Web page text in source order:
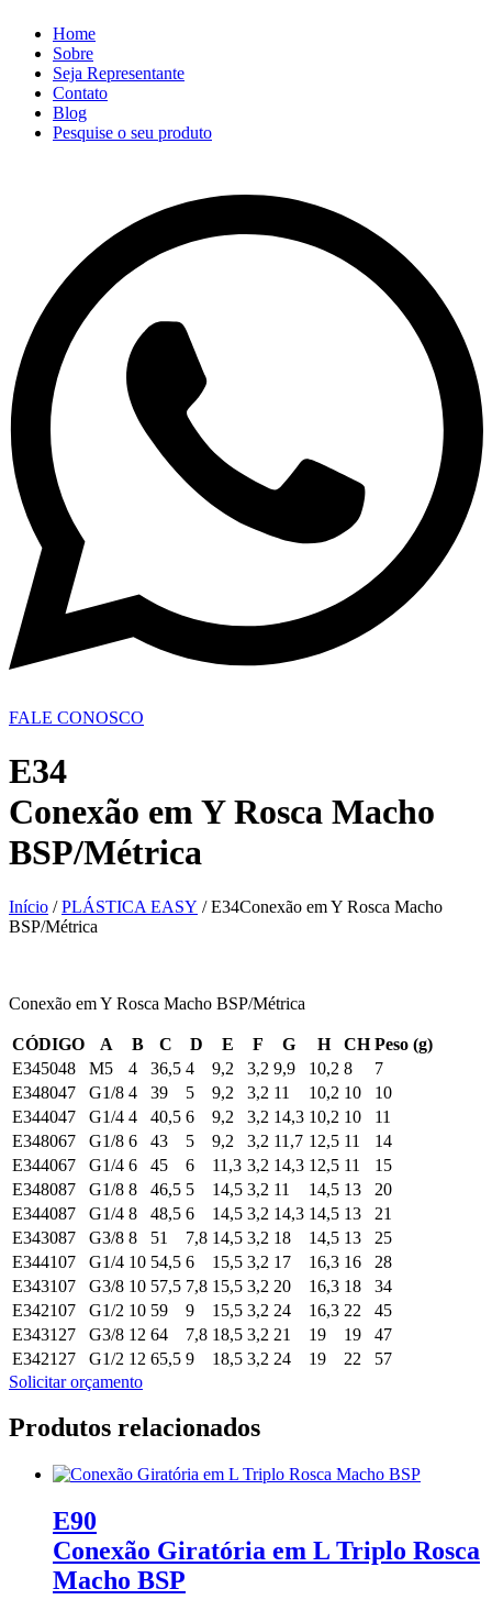
Home
Sobre
Seja Representante
Contato
Blog
Pesquise o seu produto
FALE CONOSCO
E34
Conexão em Y Rosca Macho
BSP/Métrica
Início /PLÁSTICA EASY / E34Conexão em Y Rosca Macho
BSP/Métrica
Conexão em Y Rosca Macho BSP/Métrica
CÓDIGO A B C D E F G H CH Peso (g)
E345048
M5 4 36,5 4 9,2 3,2 9,9 10,2 8
7
E348047
G1/8 4 39 5 9,2 3,2 11 10,2 10
10
E344047
G1/4 4 40,5 6 9,2 3,2 14,3 10,2 10
11
E348067
G1/8 6 43 5 9,2 3,2 11,7 12,5 11
14
E344067
G1/4 6 45 6 11,3 3,2 14,3 12,5 11
15
E348087
G1/8 8 46,5 5 14,5 3,2 11 14,5 13
20
E344087
G1/4 8 48,5 6 14,5 3,2 14,3 14,5 13
21
E343087
G3/8 8 51 7,8 14,5 3,2 18 14,5 13
25
E344107
G1/4 10 54,5 6 15,5 3,2 17 16,3 16
28
E343107
G3/8 10 57,5 7,8 15,5 3,2 20 16,3 18
34
E342107
G1/2 10 59 9 15,5 3,2 24 16,3 22
45
E343127
G3/8 12 64 7,8 18,5 3,2 21 19 19
47
E342127
G1/2 12 65,5 9 18,5 3,2 24 19 22
57
Solicitar orçamento
Produtos relacionados
E90
Conexão Giratória em L Triplo Rosca
Macho BSP